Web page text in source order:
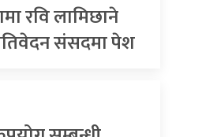
रवि लामिछाने
संसदमा पेश